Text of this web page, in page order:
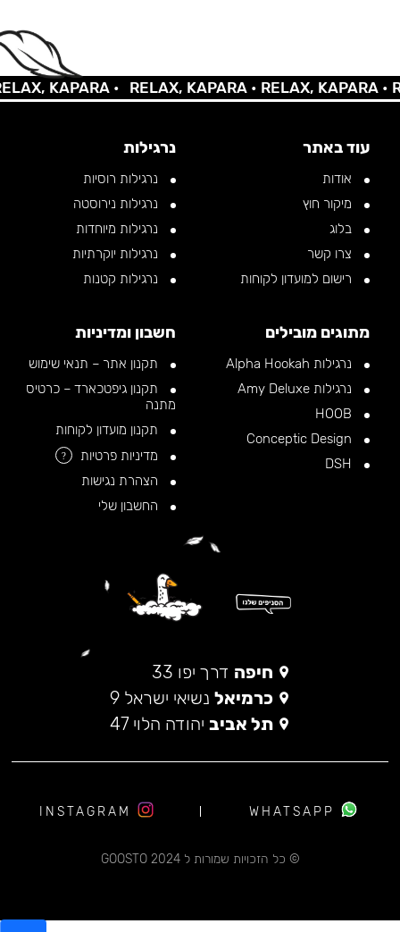
KAPARA • RELAX, KAPARA •RELAX, KAPARA •
עוד באתר
אודות
מיקור חוץ
בלוג
צרו קשר
רישום למועדון לקוחות
נרגילות
נרגילות רוסיות
נרגילות נירוסטה
נרגילות מיוחדות
נרגילות יוקרתיות
נרגילות קטנות
מתוגים מובילים
נרגילות Alpha Hookah
נרגילות Amy Deluxe
חשבון ומדיניות
תקנון אתר – תנאי שימוש
תקנון גיפטכארד – כרטיס
מתנה
תקנון מועדון לקוחות
מדיניות פרטיות
?
הצהרת נגישות
החשבון שלי
חיפה דרך יפו 33
כרמיאל נשיאי ישראל 9
תל אביב יהודה הלוי 47
© כל הזכויות שמורות ל 2024 GOOSTO
WHATSAPP
INSTAGRAM